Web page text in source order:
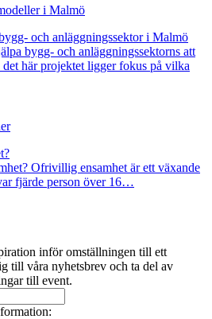
och anläggningssektor i Malmö
bygg- och anläggningssektorns att
här projektet ligger fokus på vilka
Ofrivillig ensamhet är ett växande
fjärde person över 16…
inför omställningen till ett
till våra nyhetsbrev och ta del av
till event.